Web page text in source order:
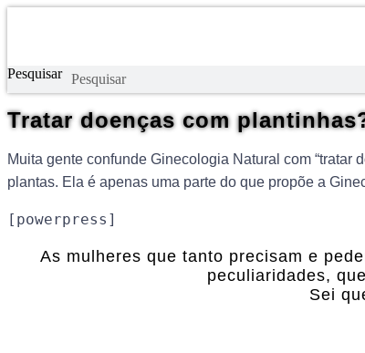
Pesquisar
Tratar doenças com
Muita gente confunde Ginecologia Natural com
plantas. Ela é apenas uma parte do que propõe a
[powerpress]
As mulheres que tanto precisam e
peculiaridades,
Sei